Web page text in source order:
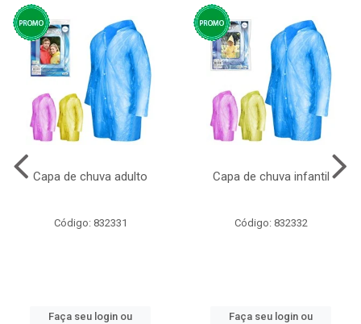
Capa de chuva adulto
Código: 832331
Faça seu login ou
Capa de chuva infantil
Código: 832332
Faça seu login ou